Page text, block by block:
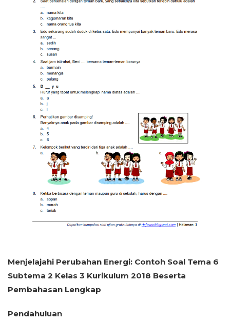
Menjelajahi Perubahan Energi: Contoh Soal Tema 6
Subtema 2 Kelas 3 Kurikulum 2018 Beserta
Pembahasan Lengkap
Pendahuluan